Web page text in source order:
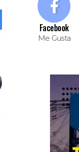
Facebook
Me Gusta